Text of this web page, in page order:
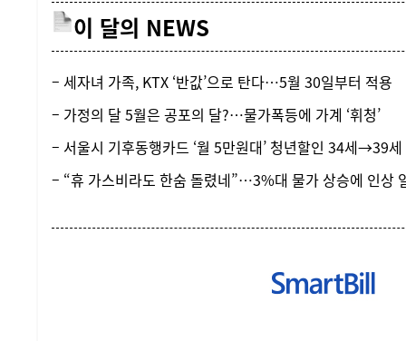
이 달의 NEWS
– 세자녀 가족, KTX ‘반값’으로 탄다…5월 30일부터 적용
– 가정의 달 5월은 공포의 달?…물가폭등에 가계 ‘휘청’
– 서울시 기후동행카드 ‘월 5만원대’ 청년할인 34세→39
– “휴 가스비라도 한숨 돌렸네”…3%대 물가 상승에 인상